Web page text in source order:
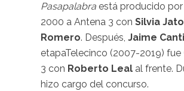
Pasapalabra está producido
2000 a Antena 3 con Silvia Jato
Romero. Después, Jaime
etapaTelecinco (2007-2019) fue
3 con Roberto Leal al frente.
hizo cargo del concurso.